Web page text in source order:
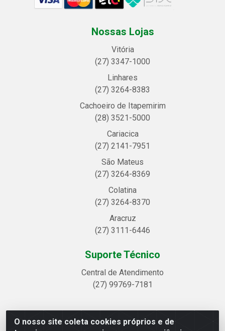
O nosso site coleta cookies próprios e de
Nossas Lojas
Vitória
(27) 3347-1000
Linhares
(27) 3264-8383
Cachoeiro de Itapemirim
(28) 3521-5000
Cariacica
(27) 2141-7951
São Mateus
(27) 3264-8369
Colatina
(27) 3264-8370
Aracruz
(27) 3111-6446
Suporte Técnico
Central de Atendimento
(27) 99769-7181
Linhavix Distribuidora LTDA - Avenida Alegre, 2521 -